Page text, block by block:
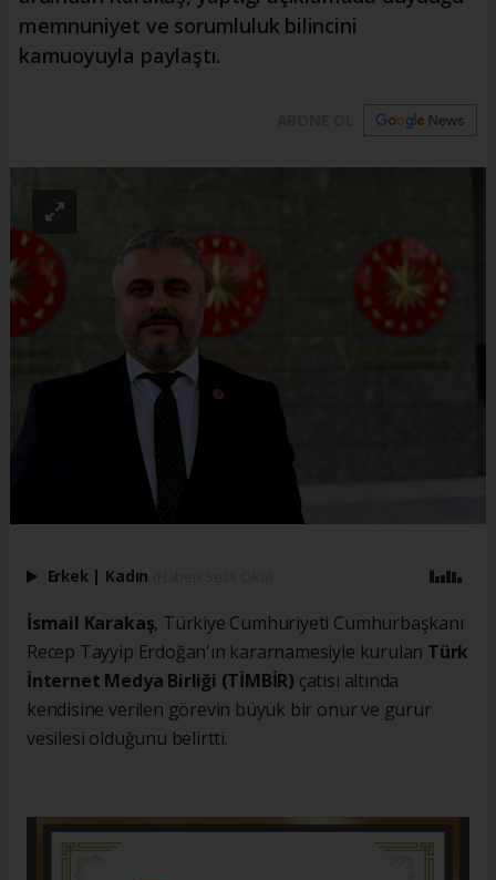
memnuniyet ve sorumluluk bilincini
kamuoyuyla paylaştı.
Erkek Kadın
İsmail Karakaş, Türkiye Cumhuriyeti Cumhurbaşkanı
Recep Tayyip Erdoğan'ın kararnamesiyle kurulan Türk
İnternet Medya Birliği (TİMBİR) çatısı altında
kendisine verilen görevin büyük bir onur ve gurur
vesilesi olduğunu belirtti.